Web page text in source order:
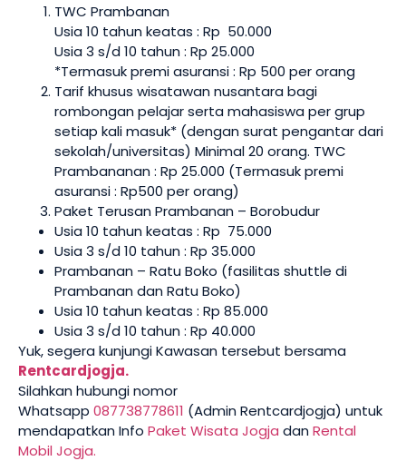
TWC Prambanan
Usia 10 tahun keatas : Rp 50.000
Usia 3 s/d 10 tahun : Rp 25.000
*Termasuk premi asuransi : Rp 500 per orang
Tarif khusus wisatawan nusantara bagi
rombongan pelajar serta mahasiswa per grup
setiap kali masuk* (dengan surat pengantar dari
sekolah/universitas) Minimal 20 orang. TWC
Prambananan : Rp 25.000 (Termasuk premi
asuransi : Rp500 per orang)
Paket Terusan Prambanan – Borobudur
Usia 10 tahun keatas : Rp 75.000
Usia 3 s/d 10 tahun : Rp 35.000
Prambanan – Ratu Boko (fasilitas shuttle di
Prambanan dan Ratu Boko)
Usia 10 tahun keatas : Rp 85.000
Usia 3 s/d 10 tahun : Rp 40.000
Yuk, segera kunjungi Kawasan tersebut bersama
Rentcardjogja.
Silahkan hubungi nomor
Whatsapp 087738778611 (Admin Rentcardjogja) untuk
mendapatkan Info Paket Wisata Jogja danRental
Mobil Jogja.